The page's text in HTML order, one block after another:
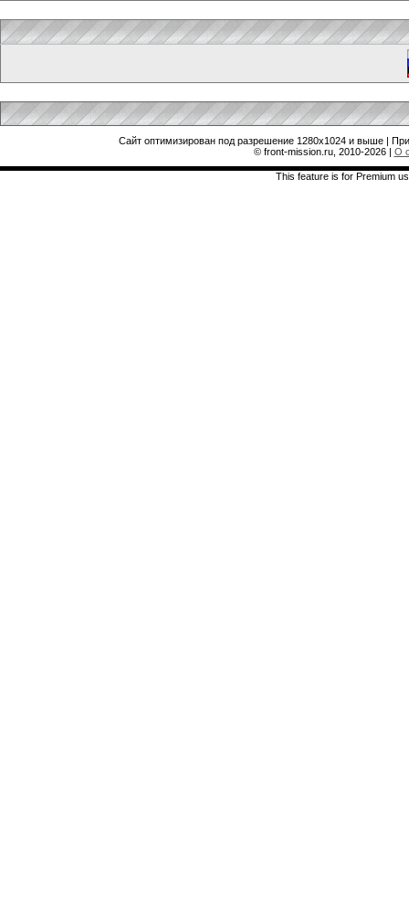
Сайт оптимизирован под разрешение 1280x1024 и выше |
© front-mission.ru, 2010-2026| О
This feature is for Premium